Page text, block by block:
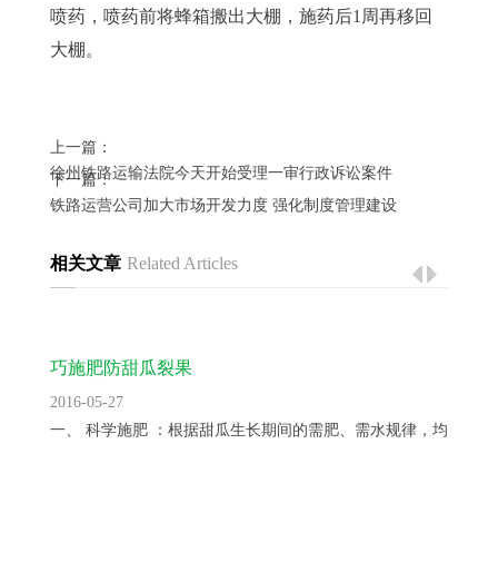
喷药，喷药前将蜂箱搬出大棚，施药后1周再移回
大棚。
上一篇：
徐州铁路运输法院今天开始受理一审行政诉讼案件
下一篇：
铁路运营公司加大市场开发力度 强化制度管理建设
相关文章 Related Articles
巧施肥防甜瓜裂果
2016-05-27
一、 科学施肥 ：根据甜瓜生长期间的需肥、需水规律，均衡供...